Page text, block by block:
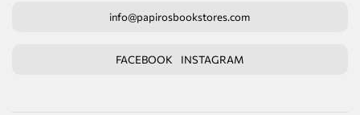
info@papirosbookstores.com
FACEBOOK INSTAGRAM